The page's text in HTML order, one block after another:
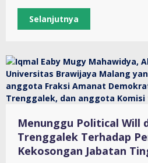
Selanjutnya
Menunggu Political Will
Trenggalek Terhadap
Kekosongan Jabatan